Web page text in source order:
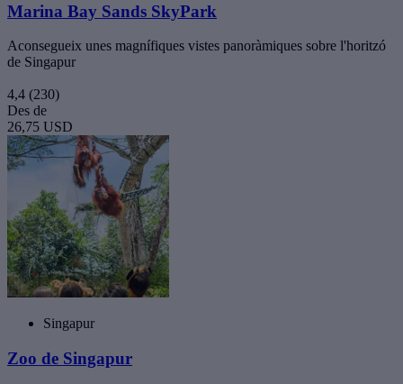
Marina Bay Sands SkyPark
Aconsegueix unes magnífiques vistes panoràmiques sobre l'horitzó
de Singapur
4,4 (230)
Des de
26,75 USD
Singapur
Zoo de Singapur